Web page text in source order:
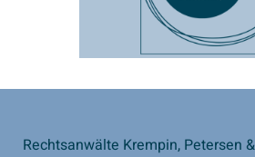
Rechtsanwälte Krempin, Petersen